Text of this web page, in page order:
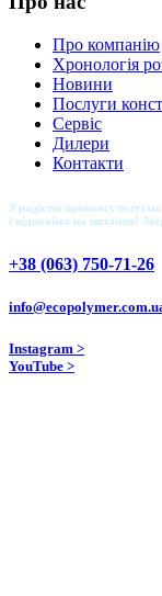
Про компанію
Хронологія
Новини
Послуги
Сервіс
Дилери
Контакти
З радістю проконсультуємо
і відповімо на питання!
+38 (063) 750-71-26
Instagram >
YouTube >